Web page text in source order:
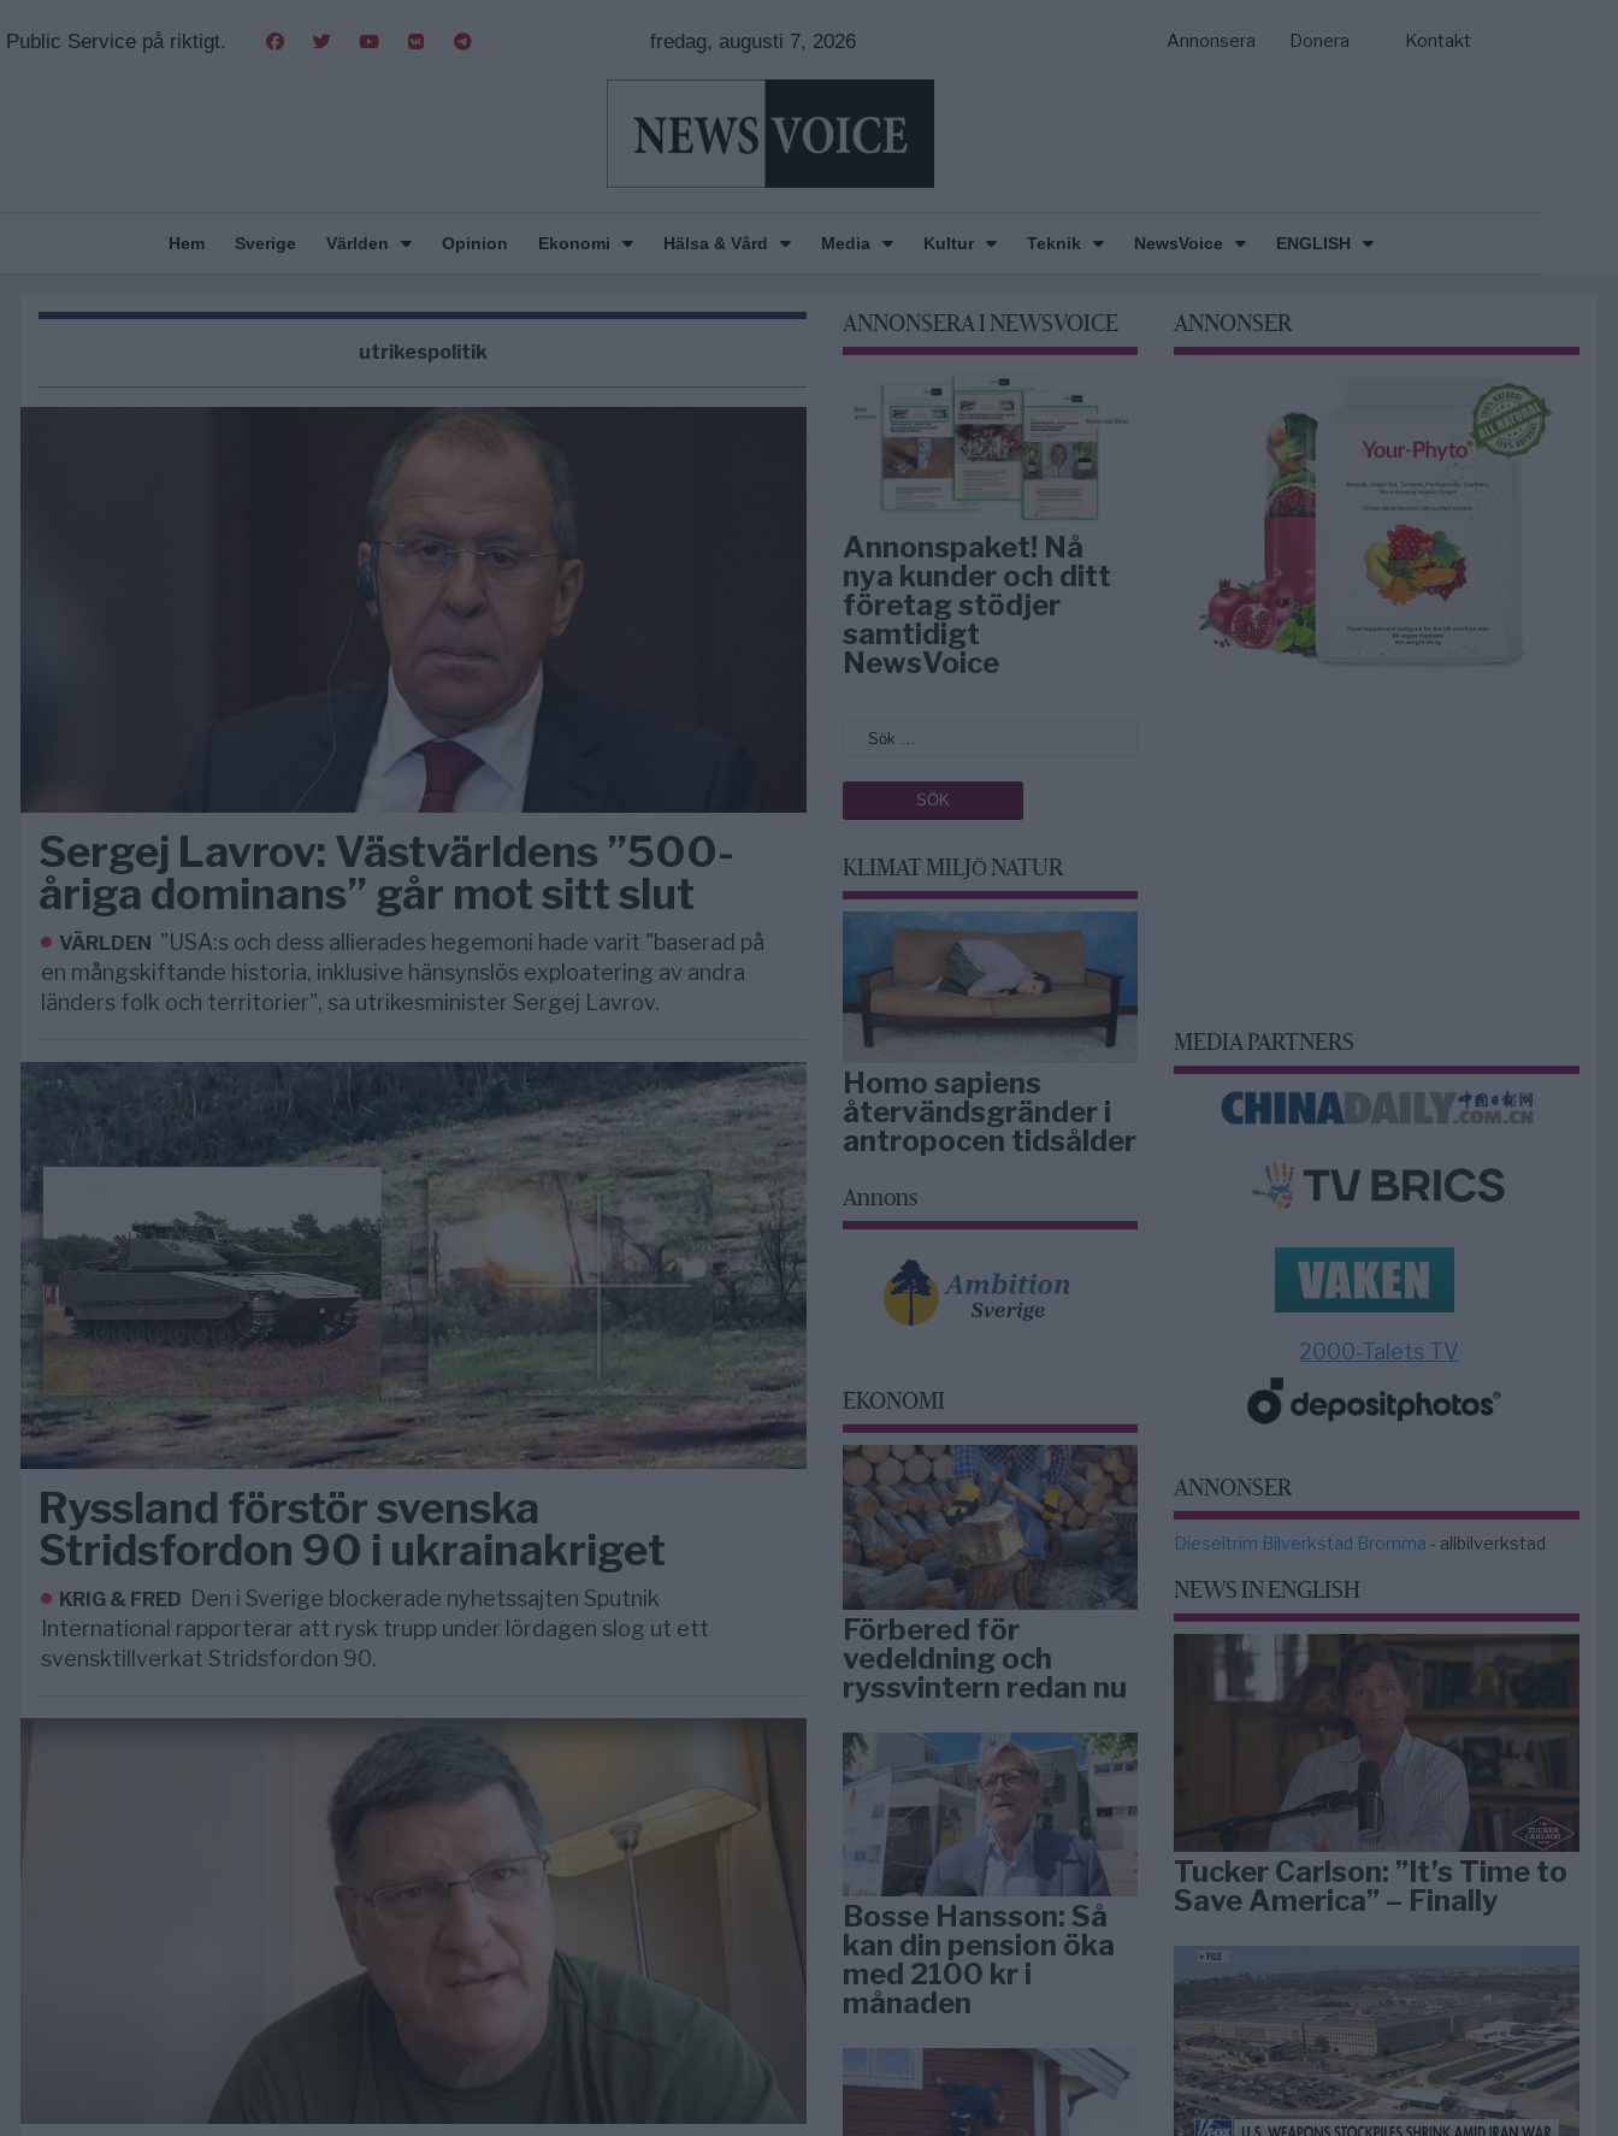
Public Service på riktigt. fredag, augusti 7, 2026 Annonsera Donera Kontakt
Hem Sverige Världen Opinion Ekonomi Hälsa & Vård Media Kultur Teknik NewsVoice ENGLISH
utrikespolitik
Sergej Lavrov: Västvärldens ”500-
åriga dominans” går mot sitt slut
VÄRLDEN "USA:s och dess allierades hegemoni hade varit "baserad på
en mångskiftande historia, inklusive hänsynslös exploatering av andra
länders folk och territorier", sa utrikesminister Sergej Lavrov.
Ryssland förstör svenska
Stridsfordon 90 i ukrainakriget
KRIG & FRED Den i Sverige blockerade nyhetssajten Sputnik
International rapporterar att rysk trupp under lördagen slog ut ett
svensktillverkat Stridsfordon 90.
ANNONSERA I NEWSVOICE
Annonspaket! Nå
nya kunder och ditt
företag stödjer
samtidigt
NewsVoice
KLIMAT MILJÖ NATUR
Homo sapiens
återvändsgränder i
antropocen tidsålder
Annons
EKONOMI
Förbered för
vedeldning och
ryssvintern redan nu
Bosse Hansson: Så
kan din pension öka
med 2100 kr i
månaden
ANNONSER
MEDIA PARTNERS
2000-Talets TV
ANNONSER
Dieseltrim Bilverkstad Bromma - allbilverkstad
NEWS IN ENGLISH
Tucker Carlson: ”It’s Time to
Save America” – Finally